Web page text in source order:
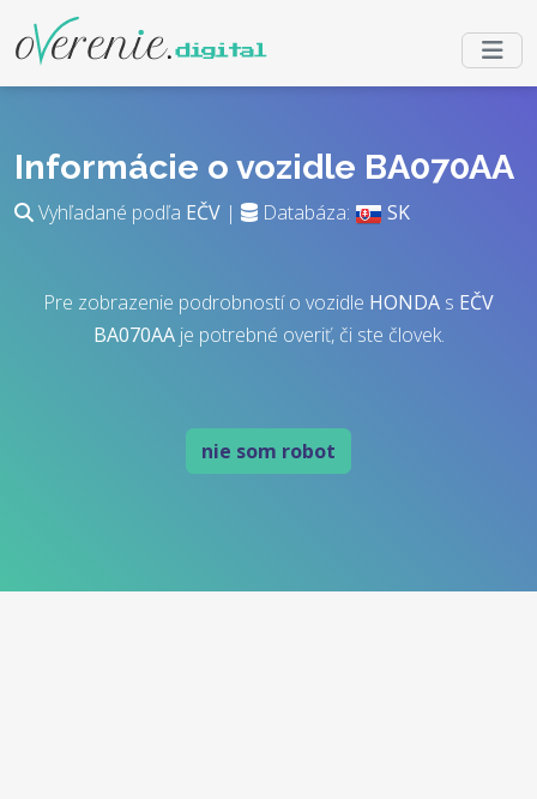
Informácie o vozidle BA070AA
Vyhľadané podľa EČV | Databáza: SK
Pre zobrazenie podrobností o vozidle HONDA s EČV
BA070AAje potrebné overiť, či ste človek.
nie som robot